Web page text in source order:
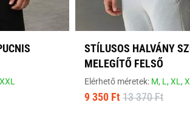
XXL
STÍLUSOS HALVÁNY
MELEGÍTŐ FELSŐ
Elérhető méretek: M, L,XL,
9 350 Ft 13 370 Ft